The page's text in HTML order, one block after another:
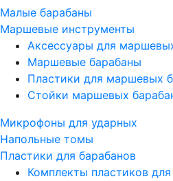
Малые барабаны
Маршевые инструменты
Аксессуары для
Маршевые барабаны
Пластики для маршевых
Стойки маршевых
Микрофоны для ударных
Напольные томы
Пластики для барабанов
Комплекты пластиков